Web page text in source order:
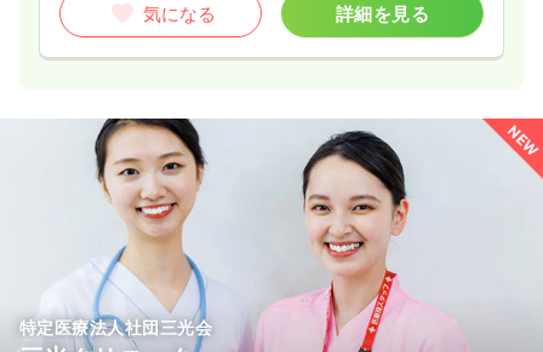
ユニークな院長と私たちと一緒に、地域の皆様に信頼されるク
リニックをつくっていきませんか。ご応募を心よりお待ちして
気になる 詳細を見る
NEW
特定医療法人社団三光会